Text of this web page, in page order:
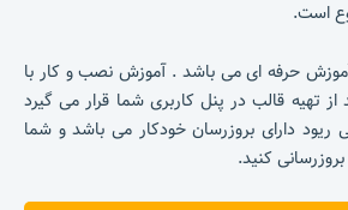
حرفه ای می باشد . آموزش نصب و کار با
تهیه قالب در پنل کاربری شما قرار می گیرد
دارای بروزرسان خودکار می باشد و شما
کنید.